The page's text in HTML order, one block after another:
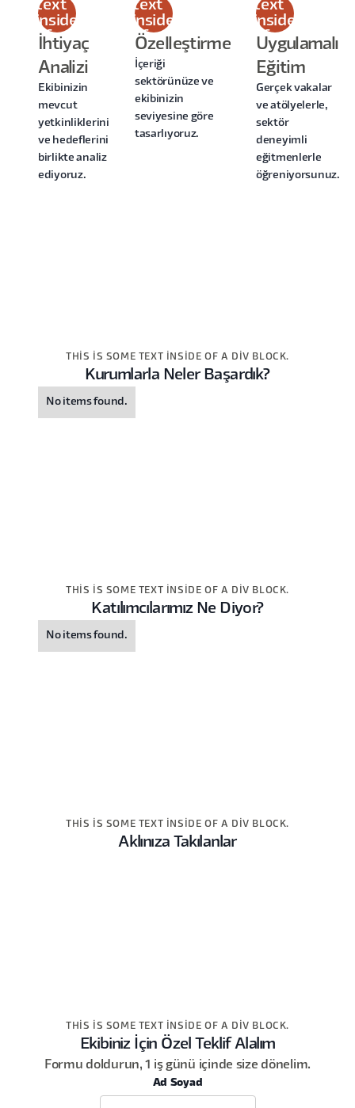
text
inside
of a
div
block.
İhtiyaç
Analizi
Ekibinizin
mevcut
yetkinliklerini
ve hedeflerini
birlikte analiz
ediyoruz.
text
inside
of a
div
block.
Özelleştirme
İçeriği
sektörünüze ve
ekibinizin
seviyesine göre
tasarlıyoruz.
text
inside
of a
div
block.
Uygulamalı
Eğitim
Gerçek vakalar
ve atölyelerle,
sektör
deneyimli
eğitmenlerle
öğreniyorsunuz.
THIS IS SOME TEXT INSIDE OF A DIV BLOCK.
Kurumlarla Neler Başardık?
No items found.
THIS IS SOME TEXT INSIDE OF A DIV BLOCK.
Katılımcılarımız Ne Diyor?
No items found.
THIS IS SOME TEXT INSIDE OF A DIV BLOCK.
Aklınıza Takılanlar
THIS IS SOME TEXT INSIDE OF A DIV BLOCK.
Ekibiniz İçin Özel Teklif Alalım
Formu doldurun, 1 iş günü içinde size dönelim.
Ad Soyad